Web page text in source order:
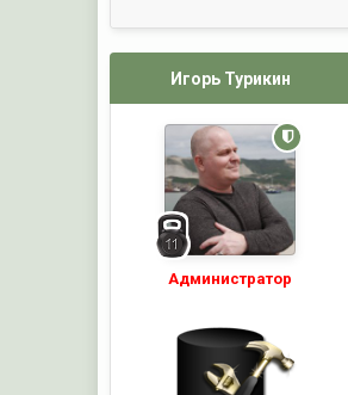
Игорь Турикин
Администратор